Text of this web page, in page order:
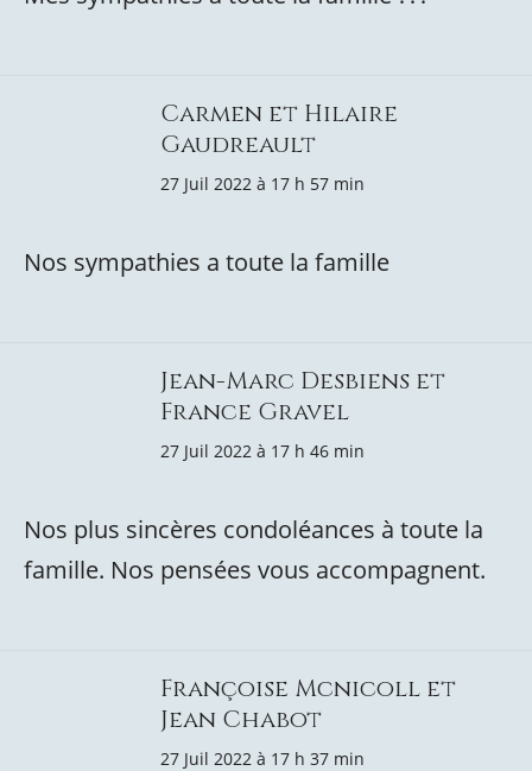
Carmen et Hilaire
Gaudreault
27 Juil 2022 à 17 h 57 min
Nos sympathies a toute la famille
Jean-Marc Desbiens et
France Gravel
27 Juil 2022 à 17 h 46 min
Nos plus sincères condoléances à toute la
famille. Nos pensées vous accompagnent.
Françoise Mcnicoll et
Jean Chabot
27 Juil 2022 à 17 h 37 min